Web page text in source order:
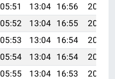
05:51 13:04 16:56
20:08
05:52 13:04 16:55
20:07
05:53 13:04 16:54
20:05
05:54 13:04 16:54
20:04
05:55 13:04 16:53
20:03